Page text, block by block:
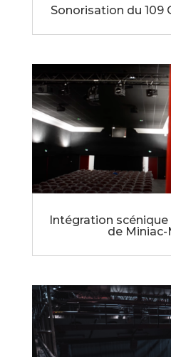
Sonorisation du 109
Intégration scénique
de Miniac-